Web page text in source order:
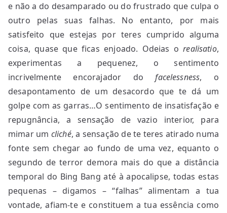
e não a do desamparado ou do frustrado que culpa o
outro pelas suas falhas. No entanto, por mais
satisfeito que estejas por teres cumprido alguma
coisa, quase que ficas enjoado. Odeias orealisatio,
experimentas a pequenez, o sentimento
incrivelmente encorajador dofacelessness, o
desapontamento de um desacordo que te dá um
golpe com as garras…O sentimento de insatisfação e
repugnância, a sensação de vazio interior, para
mimar um cliché, a sensação de te teres atirado numa
fonte sem chegar ao fundo de uma vez, equanto o
segundo de terror demora mais do que a distância
temporal do Bing Bang até à apocalipse, todas estas
pequenas – digamos – “falhas” alimentam a tua
vontade, afiam-te e constituem a tua essência como